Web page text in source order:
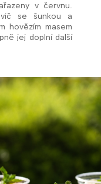
v červnu.
se šunkou a
hovězím masem
jej doplní další